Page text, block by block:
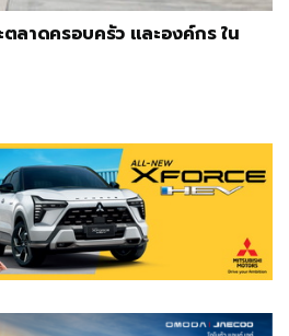
ตลาดครอบครัว และองค์กร ใน